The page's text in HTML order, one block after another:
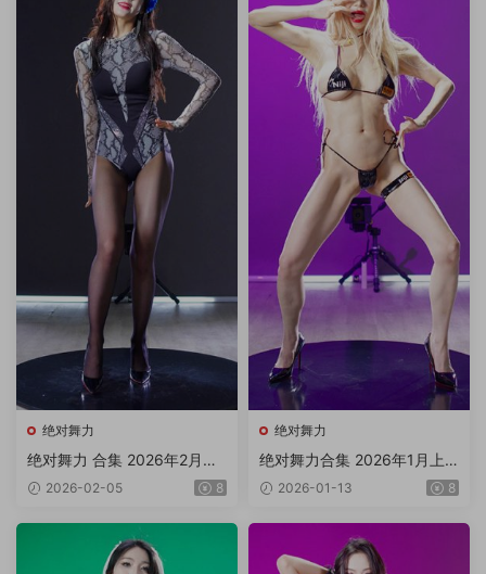
绝对舞力
绝对舞力 合集 2026年2月上
旬P1/4V 4K3.97G
2026-02-05 8
绝对舞力
绝对舞力合集 2026年1月上
旬P2/5V 4K 6.3G
2026-01-13 8